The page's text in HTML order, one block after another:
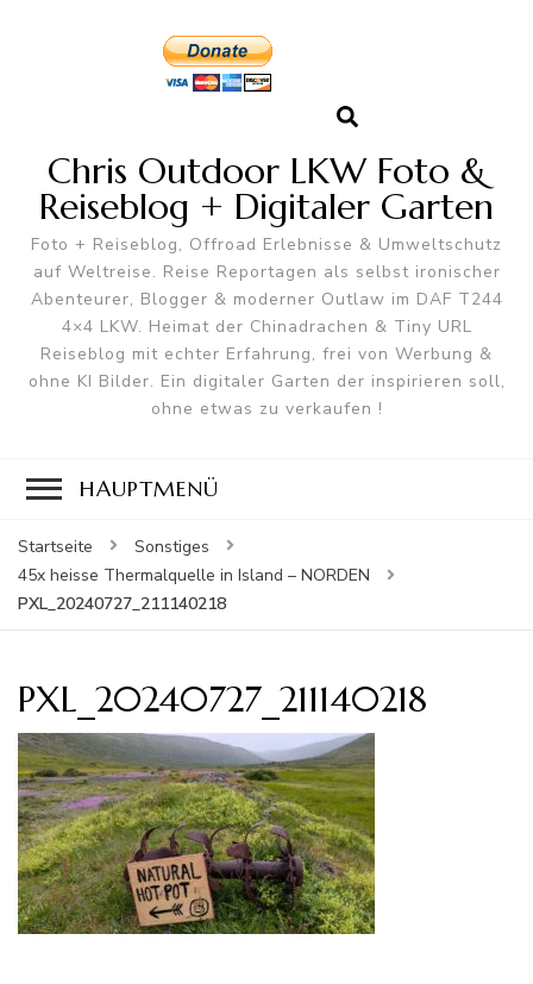
Chris Outdoor LKW Foto &
Reiseblog + Digitaler Garten
Foto + Reiseblog, Offroad Erlebnisse & Umweltschutz
auf Weltreise. Reise Reportagen als selbst ironischer
Abenteurer, Blogger & moderner Outlaw im DAF T244
4×4 LKW. Heimat der Chinadrachen & Tiny URL
Reiseblog mit echter Erfahrung, frei von Werbung &
ohne KI Bilder. Ein digitaler Garten der inspirieren soll,
ohne etwas zu verkaufen !
HAUPTMENÜ
Startseite
Sonstiges
45x heisse Thermalquelle in Island – NORDEN
PXL_20240727_211140218
PXL_20240727_211140218